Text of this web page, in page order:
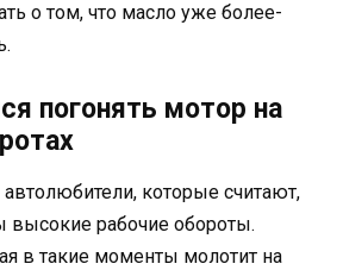
о том, что масло уже более-
погонять мотор на
которые считают,
высокие рабочие обороты.
в такие моменты молотит на